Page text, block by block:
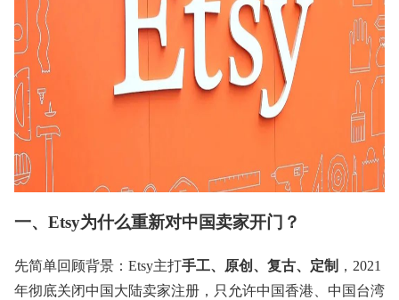
一、Etsy为什么重新对中国卖家开门？
先简单回顾背景：Etsy主打手工、原创、复古、定制 ，2021
年彻底关闭中国大陆卖家注册，只允许中国香港、中国台湾